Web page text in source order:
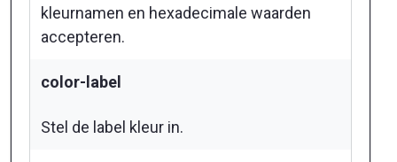
kleurnamen en hexadecimale waarden
accepteren.
color-label
Stel de label kleur in.